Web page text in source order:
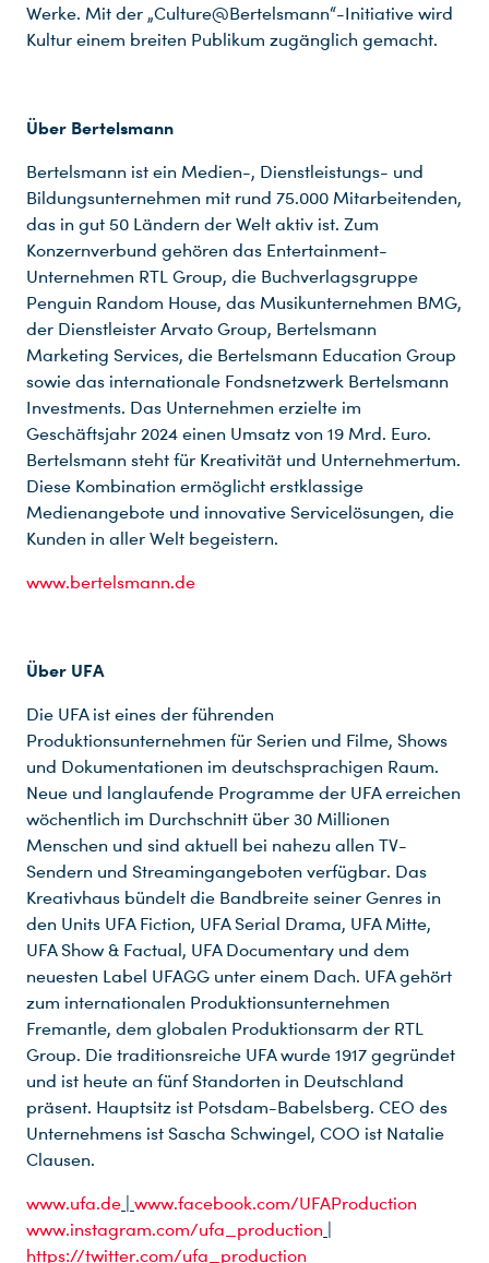
Werke. Mit der „Culture@Bertelsmann“-Initiative wird
Kultur einem breiten Publikum zugänglich gemacht.
Über Bertelsmann
Bertelsmann ist ein Medien-, Dienstleistungs- und
Bildungsunternehmen mit rund 75.000 Mitarbeitenden,
das in gut 50 Ländern der Welt aktiv ist. Zum
Konzernverbund gehören das Entertainment-
Unternehmen RTL Group, die Buchverlagsgruppe
Penguin Random House, das Musikunternehmen BMG,
der Dienstleister Arvato Group, Bertelsmann
Marketing Services, die Bertelsmann Education Group
sowie das internationale Fondsnetzwerk Bertelsmann
Investments. Das Unternehmen erzielte im
Geschäftsjahr 2024 einen Umsatz von 19 Mrd. Euro.
Bertelsmann steht für Kreativität und Unternehmertum.
Diese Kombination ermöglicht erstklassige
Medienangebote und innovative Servicelösungen, die
Kunden in aller Welt begeistern.
www.bertelsmann.de
Über UFA
Die UFA ist eines der führenden
Produktionsunternehmen für Serien und Filme, Shows
und Dokumentationen im deutschsprachigen Raum.
Neue und langlaufende Programme der UFA erreichen
wöchentlich im Durchschnitt über 30 Millionen
Menschen und sind aktuell bei nahezu allen TV-
Sendern und Streamingangeboten verfügbar. Das
Kreativhaus bündelt die Bandbreite seiner Genres in
den Units UFA Fiction, UFA Serial Drama, UFA Mitte,
UFA Show & Factual, UFA Documentary und dem
neuesten Label UFAGG unter einem Dach. UFA gehört
zum internationalen Produktionsunternehmen
Fremantle, dem globalen Produktionsarm der RTL
Group. Die traditionsreiche UFA wurde 1917 gegründet
und ist heute an fünf Standorten in Deutschland
präsent. Hauptsitz ist Potsdam-Babelsberg. CEO des
Unternehmens ist Sascha Schwingel, COO ist Natalie
Clausen.
www.ufa.de
www.facebook.com/UFAProduction
www.instagram.com/ufa_production
https://twitter.com/ufa_production